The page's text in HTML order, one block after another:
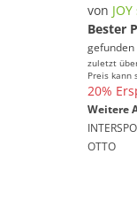
von
Bester
gefunden
zuletzt
Preis kann
20%
Weitere
OTTO